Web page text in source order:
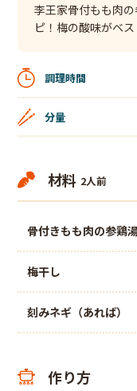
李王家骨付もも肉
ピ！梅の酸味がベ
調理時間
分量
材料 2人前
骨付きもも肉の参鶏
梅干し
刻みネギ（あれば）
作り方